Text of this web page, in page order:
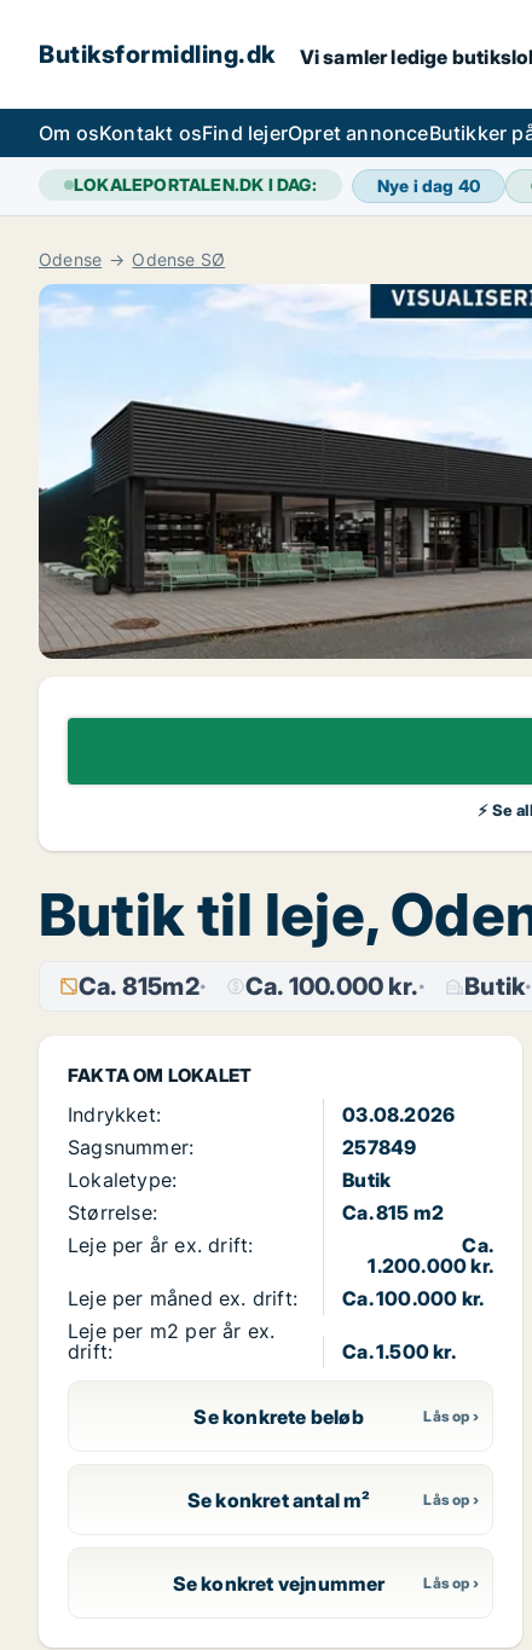
Butiksformidling.dk Vi samler ledige
Om osKontakt osFind lejerOpret annonceButikker
LOKALEPORTALEN.DK I DAG: Nye i dag 40
Odense Odense SØ
⚡ Se
Butik til leje,
Ca. 815m2 Ca. 100.000 kr. Butik
FAKTA OM LOKALET
Indrykket:
03.08.2026
Sagsnummer:
257849
Lokaletype:
Butik
Størrelse:
Ca. 815 m2
Leje per år ex. drift:
Ca.
1.200.000 kr.
Leje per måned ex. drift:
Ca. 100.000 kr.
Leje per m2 per år ex.
drift:
Ca. 1.500 kr.
Se konkrete beløb
Se konkret antal m²
Se konkret vejnummer